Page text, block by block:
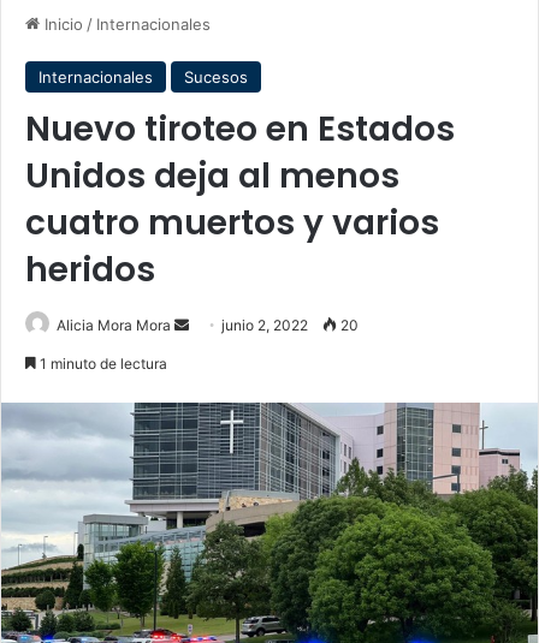
Inicio / Internacionales
Internacionales Sucesos
Nuevo tiroteo en Estados
Unidos deja al menos
cuatro muertos y varios
heridos
Alicia Mora Mora
Sendjunio 2, 2022 20
1 minuto de lectura